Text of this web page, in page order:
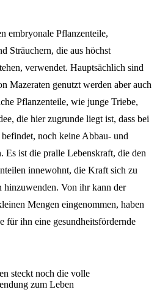
embryonale Pflanzenteile,
Sträuchern, die aus höchst
verwendet. Hauptsächlich sind
Mazeraten genutzt werden aber auch
Pflanzenteile, wie junge Triebe,
die hier zugrunde liegt ist, dass bei
noch keine Abbau- und
Es ist die pralle Lebenskraft, die den
innewohnt, die Kraft sich zu
hinzuwenden. Von ihr kann der
Mengen eingenommen, haben
für ihn eine gesundheitsfördernde
steckt noch die volle
zum Leben